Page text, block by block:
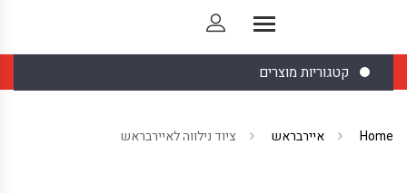
קטגוריות מוצרים
Home איירבראש ציוד נילווה לאיירבראש